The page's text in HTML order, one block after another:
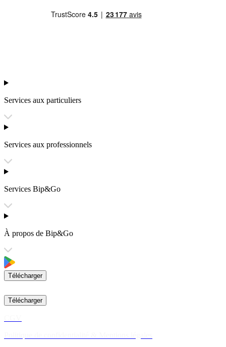
Services aux particuliers
Services aux professionnels
Services Bip&Go
À propos de Bip&Go
Télécharger
Télécharger